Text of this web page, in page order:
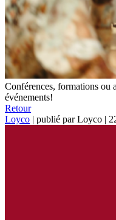
Conférences, formations ou
événements!
Retour
Loyco | publié par Loyco |